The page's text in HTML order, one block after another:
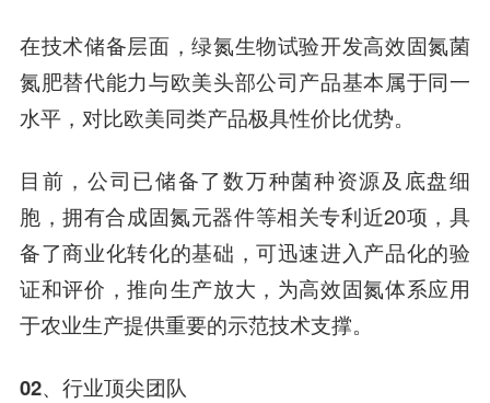
在技术储备层面，绿氮生物试验开发高效固氮菌
氮肥替代能力与欧美头部公司产品基本属于同一
水平，对比欧美同类产品极具性价比优势。
目前，公司已储备了数万种菌种资源及底盘细
胞，拥有合成固氮元器件等相关专利近20项，具
备了商业化转化的基础，可迅速进入产品化的验
证和评价，推向生产放大，为高效固氮体系应用
于农业生产提供重要的示范技术支撑。
02、 行业顶尖团队